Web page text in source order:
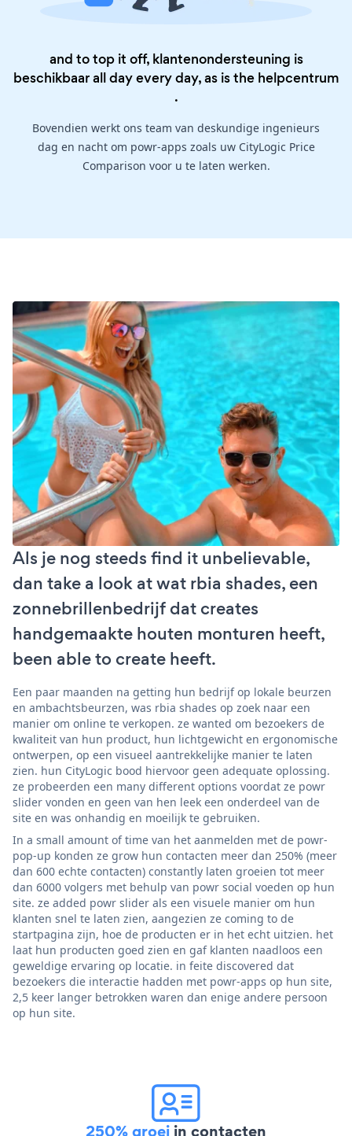
and to top it off, klantenondersteuning is
beschikbaar all day every day, as is the helpcentrum
.
Bovendien werkt ons team van deskundige ingenieurs
dag en nacht om powr-apps zoals uw CityLogic Price
Comparison voor u te laten werken.
Als je nog steeds find it unbelievable,
dan take a look at wat rbia shades, een
zonnebrillenbedrijf dat creates
handgemaakte houten monturen heeft,
been able to create heeft.
Een paar maanden na getting hun bedrijf op lokale beurzen
en ambachtsbeurzen, was rbia shades op zoek naar een
manier om online te verkopen. ze wanted om bezoekers de
kwaliteit van hun product, hun lichtgewicht en ergonomische
ontwerpen, op een visueel aantrekkelijke manier te laten
zien. hun CityLogic bood hiervoor geen adequate oplossing.
ze probeerden een many different options voordat ze powr
slider vonden en geen van hen leek een onderdeel van de
site en was onhandig en moeilijk te gebruiken.
In a small amount of time van het aanmelden met de powr-
pop-up konden ze grow hun contacten meer dan 250% (meer
dan 600 echte contacten) constantly laten groeien tot meer
dan 6000 volgers met behulp van powr social voeden op hun
site. ze added powr slider als een visuele manier om hun
klanten snel te laten zien, aangezien ze coming to de
startpagina zijn, hoe de producten er in het echt uitzien. het
laat hun producten goed zien en gaf klanten naadloos een
geweldige ervaring op locatie. in feite discovered dat
bezoekers die interactie hadden met powr-apps op hun site,
2,5 keer langer betrokken waren dan enige andere persoon
op hun site.
250% groei in contacten